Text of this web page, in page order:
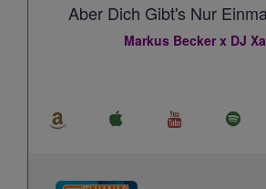
Aber Dich Gibt's Nur
Markus Becker x DJ